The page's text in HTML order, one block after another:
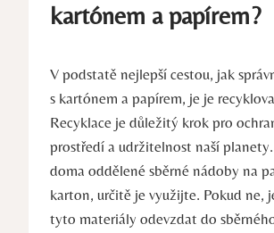
kartónem a papírem?
V podstatě nejlepší cestou, jak
s kartónem a papírem, je je
Recyklace je důležitý krok pro
prostředí a udržitelnost naší
doma oddělené sběrné nádoby na
karton, určitě je využijte. Pokud ne,
tyto materiály odevzdat do